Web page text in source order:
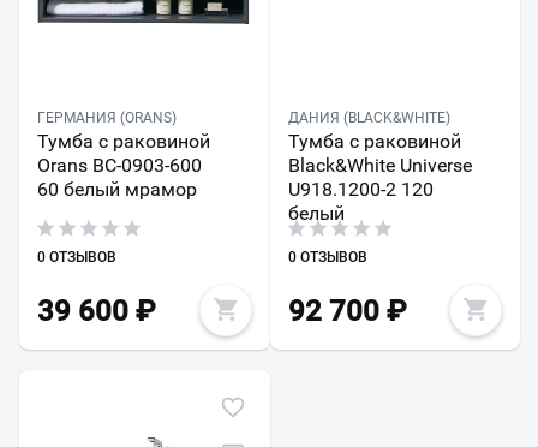
ГЕРМАНИЯ (ORANS)
Тумба с раковиной
Orans BC-0903-600
60 белый мрамор
0 ОТЗЫВОВ
39 600 ₽
ДАНИЯ (BLACK&WHITE)
Тумба с раковиной
Black&White Universe
U918.1200-2 120
белый
0 ОТЗЫВОВ
92 700₽